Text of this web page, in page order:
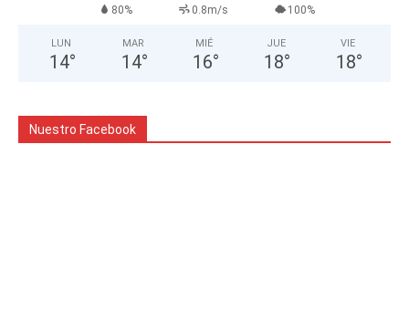
80% 0.8m/s 100%
LUN
14°
MAR
14°
MIÉ
16°
JUE
18°
VIE
18°
Nuestro Facebook